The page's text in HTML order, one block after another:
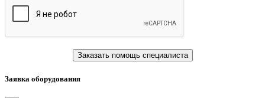
Заказать помощь специалиста
Заявка оборудования